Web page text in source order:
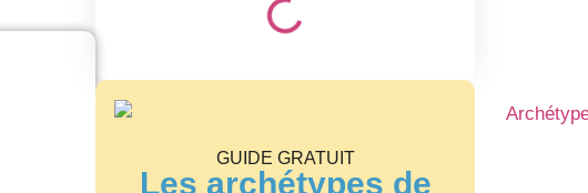
GUIDE GRATUIT
Les archétypes de